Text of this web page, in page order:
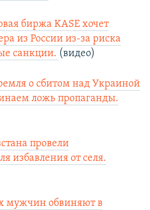
биржа KASE хочет
из России из-за риска
санкции. (видео)
о сбитом над Украиной
ложь пропаганды.
провели
избавления от селя.
мужчин обвиняют в